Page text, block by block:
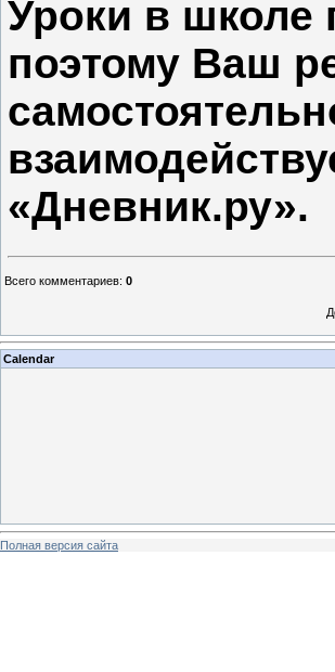
Уроки в школе
поэтому Ваш
«Дневник.ру».
Всего комментариев: 0
Calendar
Полная версия сайта